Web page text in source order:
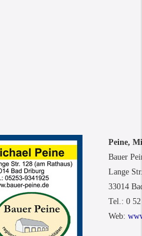
Peine,
Bauer
Lange
33014
Tel.: 0
Web: